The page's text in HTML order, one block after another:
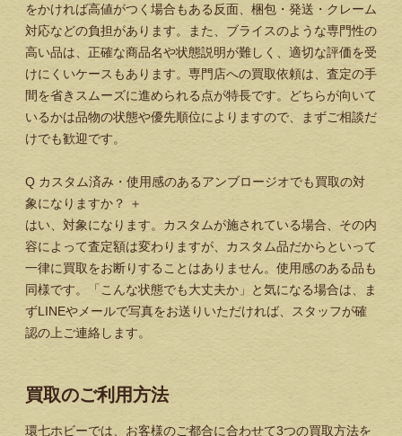
をかければ高値がつく場合もある反面、梱包・発送・クレーム
対応などの負担があります。また、ブライスのような専門性の
高い品は、正確な商品名や状態説明が難しく、適切な評価を受
けにくいケースもあります。専門店への買取依頼は、査定の手
間を省きスムーズに進められる点が特長です。どちらが向いて
いるかは品物の状態や優先順位によりますので、まずご相談だ
けでも歓迎です。
Q カスタム済み・使用感のあるアンブロージオでも買取の対
象になりますか？
＋
はい、対象になります。カスタムが施されている場合、その内
容によって査定額は変わりますが、カスタム品だからといって
一律に買取をお断りすることはありません。使用感のある品も
同様です。「こんな状態でも大丈夫か」と気になる場合は、ま
ずLINEやメールで写真をお送りいただければ、スタッフが確
認の上ご連絡します。
買取のご利用方法
環七ホビーでは、お客様のご都合に合わせて3つの買取方法を